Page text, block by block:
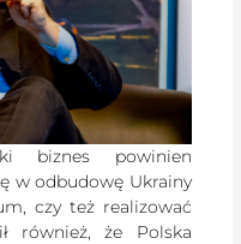
biznes powinien
w odbudowę Ukrainy
czy też realizować
również, że Polska